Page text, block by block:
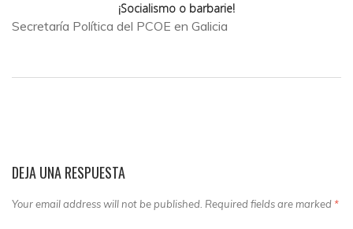
¡Socialismo o barbarie!
Secretaría Política del PCOE en Galicia
DEJA UNA RESPUESTA
Your email address will not be published. Required fields are marked *